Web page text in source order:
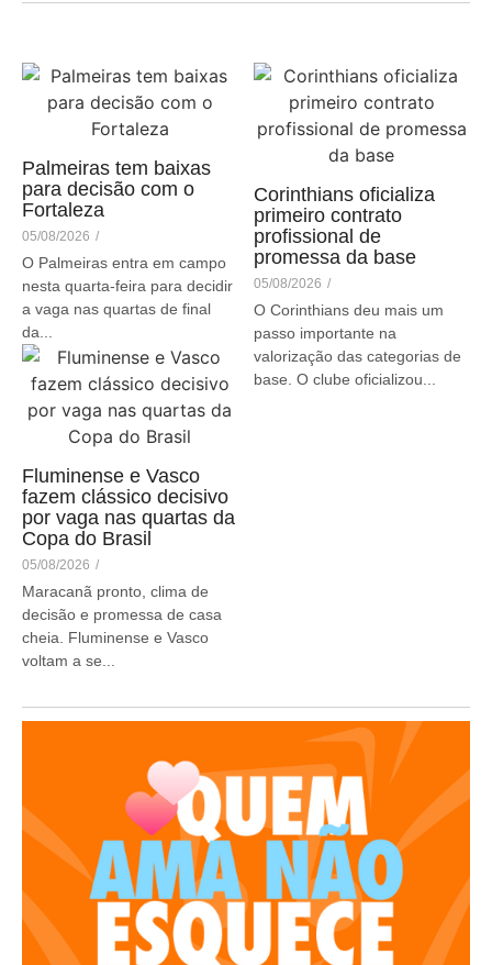
Palmeiras tem baixas
para decisão com o
Fortaleza
05/08/2026 /
O Palmeiras entra em campo
nesta quarta-feira para decidir
a vaga nas quartas de final
da...
Corinthians oficializa
primeiro contrato
profissional de
promessa da base
05/08/2026 /
O Corinthians deu mais um
passo importante na
valorização das categorias de
base. O clube oficializou...
Fluminense e Vasco
fazem clássico decisivo
por vaga nas quartas da
Copa do Brasil
05/08/2026 /
Maracanã pronto, clima de
decisão e promessa de casa
cheia. Fluminense e Vasco
voltam a se...